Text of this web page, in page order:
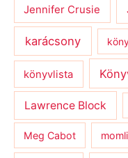
Jennifer Crusie
karácsony
könyvlista
Lawrence Block
Meg Cabot